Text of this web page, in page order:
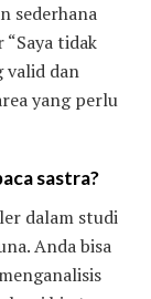
sederhana
tidak
valid dan
yang perlu
sastra?
dalam studi
Anda bisa